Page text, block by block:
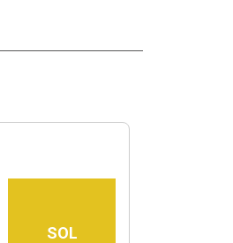
SOL